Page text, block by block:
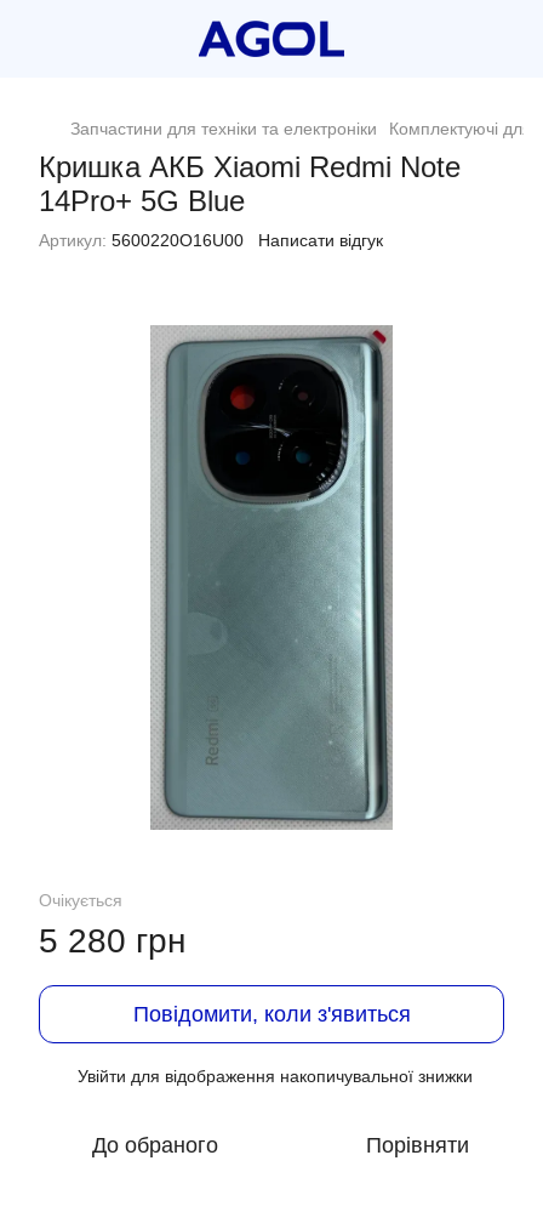
Запчастини для техніки та електроніки Комплектуючі для
Кришка АКБ Xiaomi Redmi Note
14Pro+ 5G Blue
Артикул: 5600220O16U00 Написати відгук
Очікується
5 280 грн
Повідомити, коли з'явиться
Увійти для відображення накопичувальної знижки
До обраного Порівняти